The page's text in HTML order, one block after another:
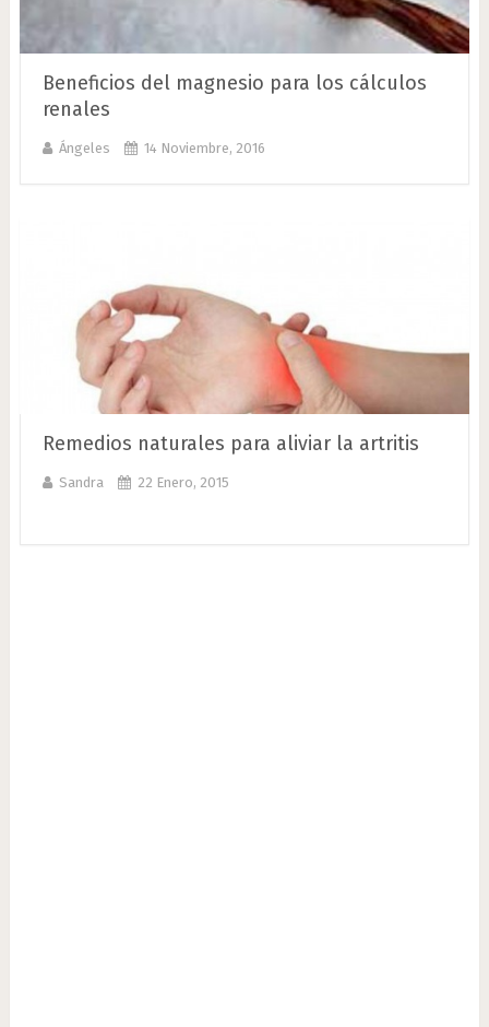
Beneficios del magnesio para los cálculos
renales
Ángeles 14 Noviembre, 2016
Remedios naturales para aliviar la artritis
Sandra 22 Enero, 2015